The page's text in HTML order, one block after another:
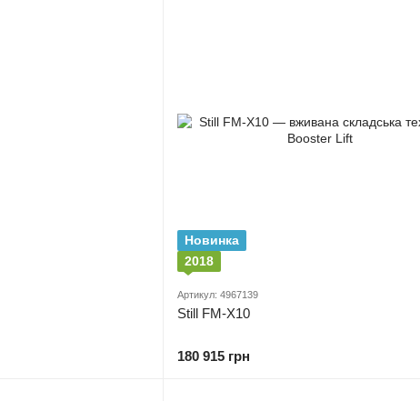
Новинка
2018
Артикул: 4967139
Still FM-X10
180 915 грн